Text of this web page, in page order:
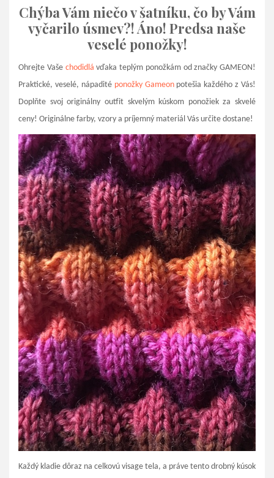
Chýba Vám niečo v šatníku, čo by Vám
vyčarilo úsmev?! Áno! Predsa naše
veselé ponožky!
Ohrejte Vašechodidlá vďaka teplým ponožkám od značky GAMEON!
Praktické, veselé, nápadité ponožky Gameon potešia každého z Vás!
Doplňte svoj originálny outfit skvelým kúskom ponožiek za skvelé
ceny! Originálne farby, vzory a príjemný materiál Vás určite dostane!
Každý kladie dôraz na celkovú visage tela, a práve tento drobný kúsok